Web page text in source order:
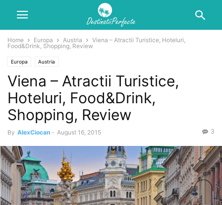
Home Europa Austria
Viena – Atractii Turistice, Hoteluri,
Food&Drink, Shopping, Review
Europa Austria
Viena – Atractii Turistice,
Hoteluri, Food&Drink,
Shopping, Review
By AlexCiocan - August 16, 2015 3